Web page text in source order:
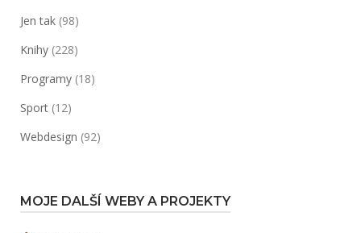
Jen tak (98)
Knihy (228)
Programy (18)
Sport (12)
Webdesign (92)
MOJE DALŠÍ WEBY A PROJEKTY